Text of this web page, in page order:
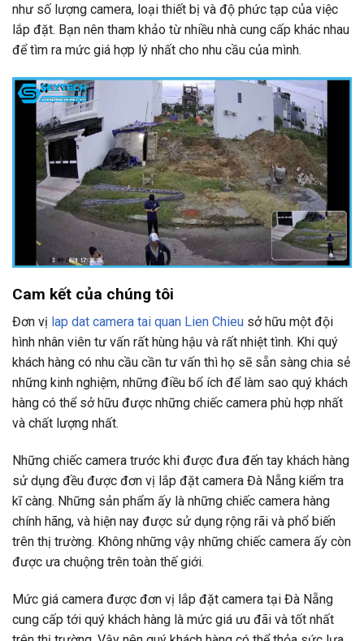
như số lượng camera, loại thiết bị và độ phức tạp của việc
lắp đặt. Bạn nên tham khảo từ nhiều nhà cung cấp khác nhau
để tìm ra mức giá hợp lý nhất cho nhu cầu của mình.
Cam kết của chúng tôi
Đơn vị lap dat camera tai quan Lien Chieu sở hữu một đội
hình nhân viên tư vấn rất hùng hậu và rất nhiệt tình. Khi quý
khách hàng có nhu cầu cần tư vấn thì họ sẽ sẵn sàng chia sẻ
những kinh nghiệm, những điều bổ ích để làm sao quý khách
hàng có thể sở hữu được những chiếc camera phù hợp nhất
và chất lượng nhất.
Những chiếc camera trước khi được đưa đến tay khách hàng
sử dụng đều được đơn vị lắp đặt camera Đà Nẵng kiểm tra
kĩ càng. Những sản phẩm ấy là những chiếc camera hàng
chính hãng, và hiện nay được sử dụng rộng rãi và phổ biến
trên thị trường. Không những vậy những chiếc camera ấy còn
được ưa chuộng trên toàn thế giới.
Mức giá camera được đơn vị lắp đặt camera tại Đà Nẵng
cung cấp tới quý khách hàng là mức giá ưu đãi và tốt nhất